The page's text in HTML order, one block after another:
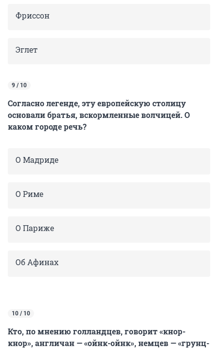
Фриссон
Эглет
9 / 10
Согласно легенде, эту европейскую столицу
основали братья, вскормленные волчицей. О
каком городе речь?
О Мадриде
О Риме
О Париже
Об Афинах
10 / 10
Кто, по мнению голландцев, говорит «кнор-
кнор», англичан — «ойнк-ойнк», немцев — «грунц-